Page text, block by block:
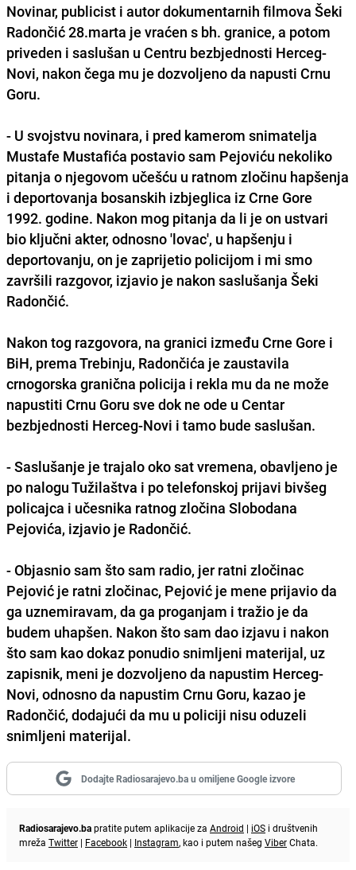
Novinar, publicist i autor dokumentarnih filmova Šeki
Radončić 28.marta je vraćen s bh. granice, a potom
priveden i saslušan u Centru bezbjednosti Herceg-
Novi, nakon čega mu je dozvoljeno da napusti Crnu
Goru.
- U svojstvu novinara, i pred kamerom snimatelja
Mustafe Mustafića postavio sam Pejoviću nekoliko
pitanja o njegovom učešću u ratnom zločinu hapšenja
i deportovanja bosanskih izbjeglica iz Crne Gore
1992. godine. Nakon mog pitanja da li je on ustvari
bio ključni akter, odnosno 'lovac', u hapšenju i
deportovanju, on je zaprijetio policijom i mi smo
završili razgovor, izjavio je nakon saslušanja Šeki
Radončić.
Nakon tog razgovora, na granici između Crne Gore i
BiH, prema Trebinju, Radončića je zaustavila
crnogorska granična policija i rekla mu da ne može
napustiti Crnu Goru sve dok ne ode u Centar
bezbjednosti Herceg-Novi i tamo bude saslušan.
- Saslušanje je trajalo oko sat vremena, obavljeno je
po nalogu Tužilaštva i po telefonskoj prijavi bivšeg
policajca i učesnika ratnog zločina Slobodana
Pejovića, izjavio je Radončić.
- Objasnio sam što sam radio, jer ratni zločinac
Pejović je ratni zločinac, Pejović je mene prijavio da
ga uznemiravam, da ga proganjam i tražio je da
budem uhapšen. Nakon što sam dao izjavu i nakon
što sam kao dokaz ponudio snimljeni materijal, uz
zapisnik, meni je dozvoljeno da napustim Herceg-
Novi, odnosno da napustim Crnu Goru, kazao je
Radončić, dodajući da mu u policiji nisu oduzeli
snimljeni materijal.
Dodajte Radiosarajevo.ba u omiljene Google izvore
Radiosarajevo.bapratite putem aplikacije za Android | iOS i društvenih
mreža Twitter | Facebook | Instagram, kao i putem našeg ViberChata.